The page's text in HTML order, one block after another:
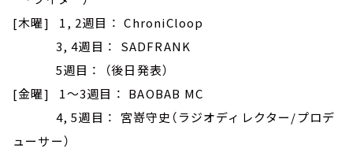
[木曜] 1, 2週目 ： ChroniCloop
3, 4週目 ： SADFRANK
5週目 ： （後日発表）
[金曜] 1～3週目 ： BAOBAB MC
4, 5週目 ： 宮嵜守史（ラジオディレクター/プロデ
ューサー）